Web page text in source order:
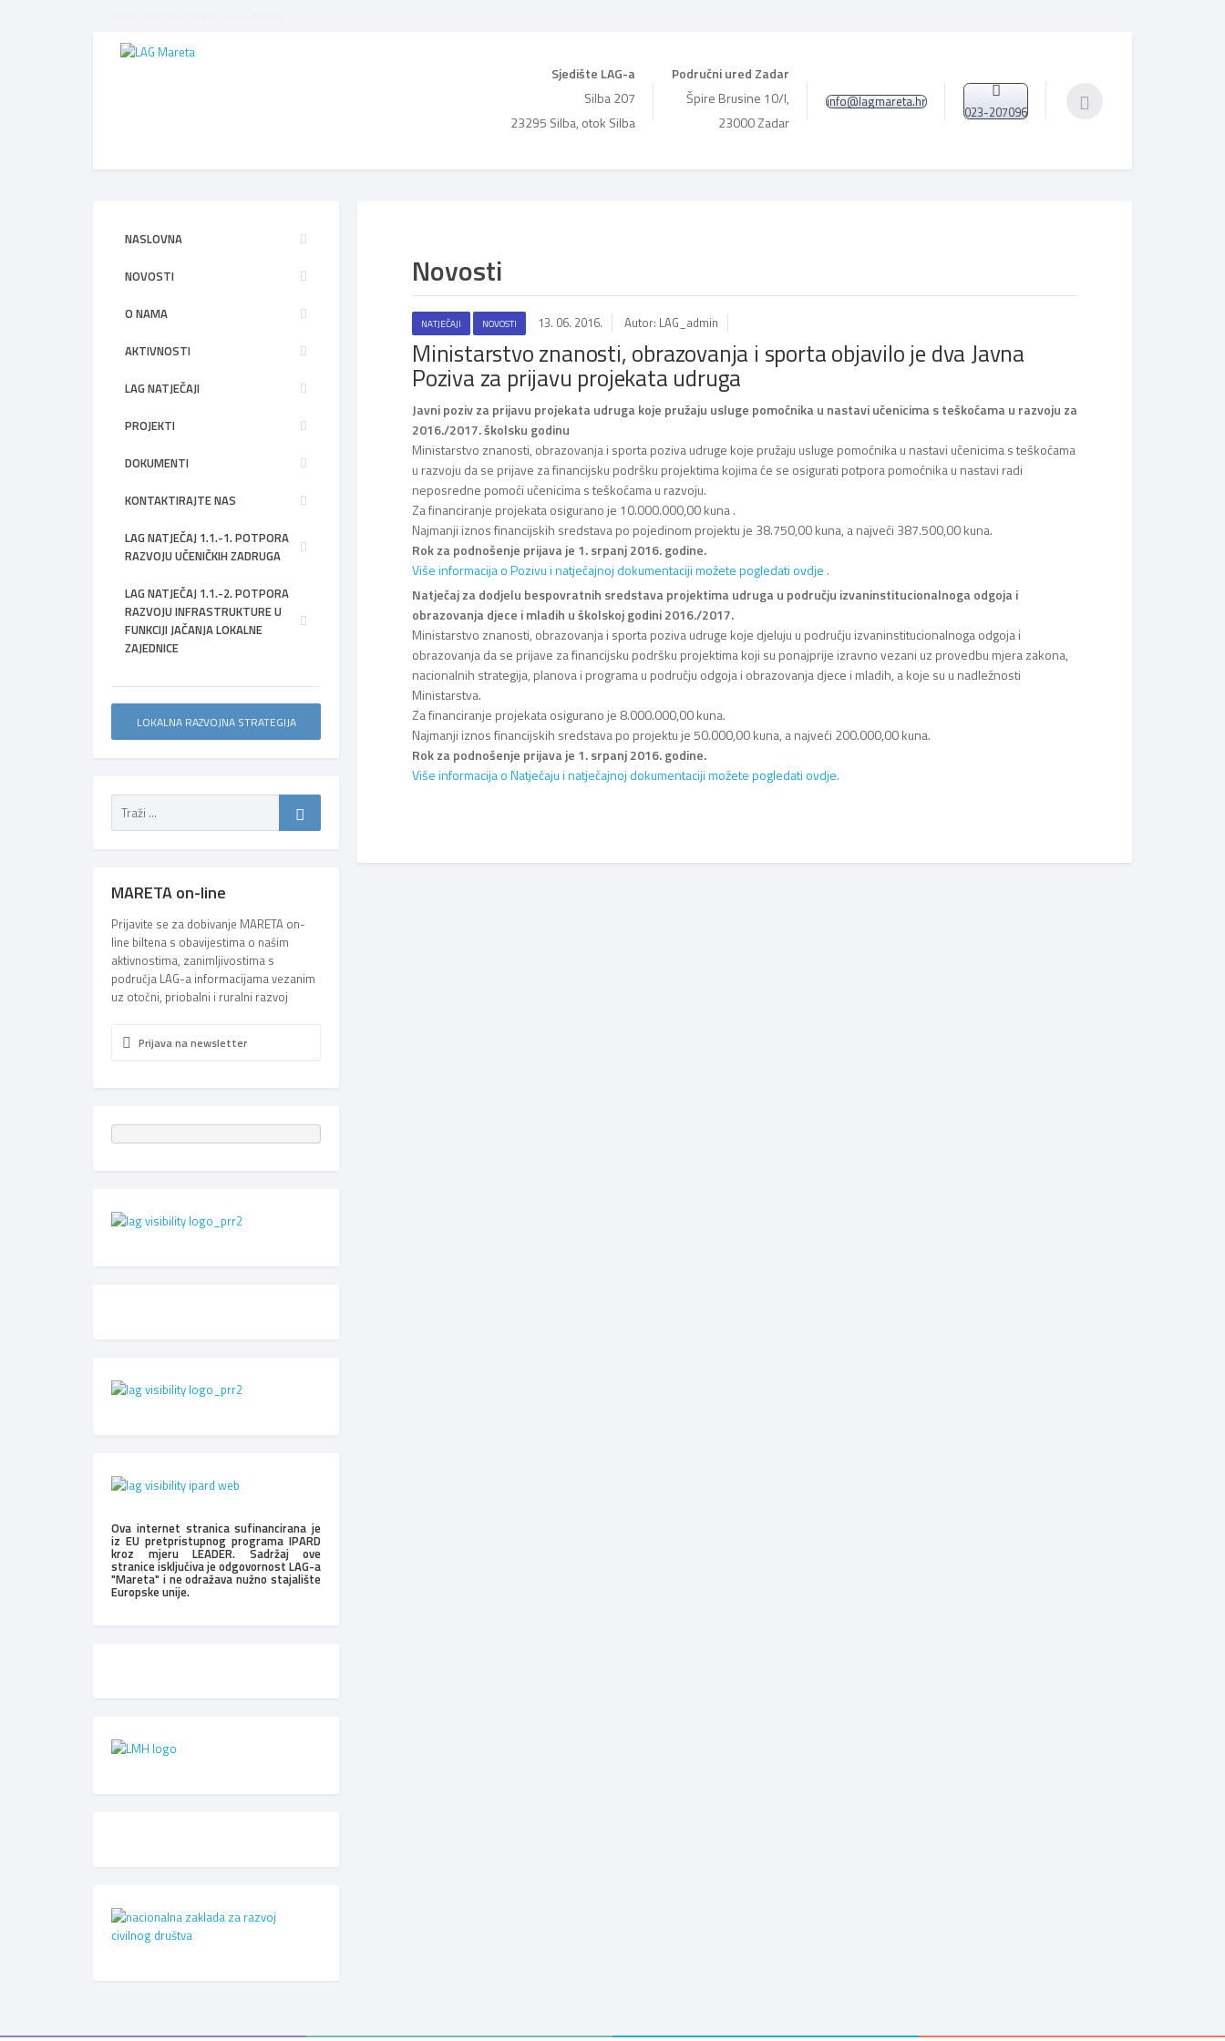
Sjedište LAG-a
Silba 207
23295 Silba, otok Silba
Područni ured Zadar
Špire Brusine 10/I,
23000 Zadar
info@lagmareta.hr
023-207096
Novosti
NATJEČAJI NOVOSTI 13. 06. 2016. Autor: LAG_admin
Ministarstvo znanosti, obrazovanja i sporta objavilo je dva Javna
Poziva za prijavu projekata udruga
Javni poziv za prijavu projekata udruga koje pružaju usluge pomoćnika u nastavi učenicima s teškoćama u razvoju za
2016./2017. školsku godinu
Ministarstvo znanosti, obrazovanja i sporta poziva udruge koje pružaju usluge pomoćnika u nastavi učenicima s teškoćama
u razvoju da se prijave za financijsku podršku projektima kojima će se osigurati potpora pomoćnika u nastavi radi
neposredne pomoći učenicima s teškoćama u razvoju.
Za financiranje projekata osigurano je 10.000.000,00 kuna .
Najmanji iznos financijskih sredstava po pojedinom projektu je 38.750,00 kuna, a najveći 387.500,00 kuna.
Rok za podnošenje prijava je 1. srpanj 2016. godine.
Više informacija o Pozivu i natječajnoj dokumentaciji možete pogledati ovdje .
Natječaj za dodjelu bespovratnih sredstava projektima udruga u području izvaninstitucionalnoga odgoja i
obrazovanja djece i mladih u školskoj godini 2016./2017.
Ministarstvo znanosti, obrazovanja i sporta poziva udruge koje djeluju u području izvaninstitucionalnoga odgoja i
obrazovanja da se prijave za financijsku podršku projektima koji su ponajprije izravno vezani uz provedbu mjera zakona,
nacionalnih strategija, planova i programa u području odgoja i obrazovanja djece i mladih, a koje su u nadležnosti
Ministarstva.
Za financiranje projekata osigurano je 8.000.000,00 kuna.
Najmanji iznos financijskih sredstava po projektu je 50.000,00 kuna, a najveći 200.000,00 kuna.
Rok za podnošenje prijava je 1. srpanj 2016. godine.
Više informacija o Natječaju i natječajnoj dokumentaciji možete pogledati ovdje.
NASLOVNA
NOVOSTI
O NAMA
AKTIVNOSTI
LAG NATJEČAJI
PROJEKTI
DOKUMENTI
KONTAKTIRAJTE NAS
LAG NATJEČAJ 1.1.-1. POTPORA
RAZVOJU UČENIČKIH ZADRUGA
LAG NATJEČAJ 1.1.-2. POTPORA
RAZVOJU INFRASTRUKTURE U
FUNKCIJI JAČANJA LOKALNE
ZAJEDNICE
LOKALNA RAZVOJNA STRATEGIJA
MARETA on-line
Prijavite se za dobivanje MARETA on-
line biltena s obavijestima o našim
aktivnostima, zanimljivostima s
područja LAG-a informacijama vezanim
uz otočni, priobalni i ruralni razvoj
Prijava na newsletter
Ova internet stranica sufinancirana je
iz EU pretpristupnog programa IPARD
kroz mjeru LEADER. Sadržaj ove
stranice isključiva je odgovornost LAG-a
"Mareta" i ne odražava nužno stajalište
Europske unije.